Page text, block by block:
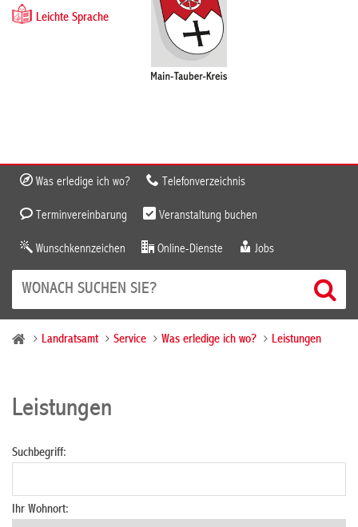
Leichte Sprache
Was erledige ich wo? Telefonverzeichnis
Terminvereinbarung Veranstaltung buchen
Wunschkennzeichen Online-Dienste Jobs
Landratsamt Service Was erledige ich wo? Leistungen
Leistungen
Suchbegriff:
Ihr Wohnort: